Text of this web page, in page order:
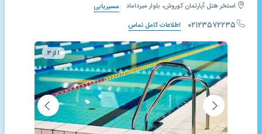
استخر هتل آپارتمان کوروش، بلوار میرداماد مسیریابی
۰۲۱۲۳۵۷۲۲۳۵ اطلاعات کامل تماس
۱ از ۳